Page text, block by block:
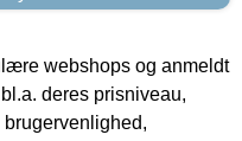
webshops og anmeldt
deres prisniveau,